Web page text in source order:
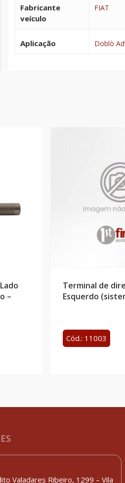
Fabricante
veículo
FIAT
Aplicação Doblò
–
Terminal de
Esquerdo
Cód.: 11003
Valadares Ribeiro, 1299 – Vila